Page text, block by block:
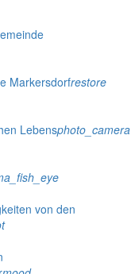
Markersdorfrestore
Lebensphoto_camera
von den